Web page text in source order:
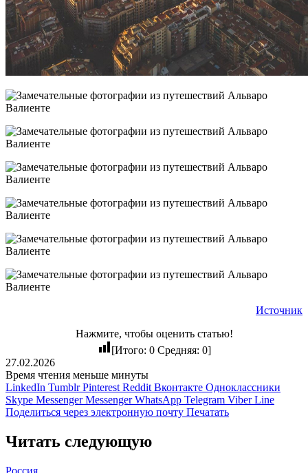
Источник
Нажмите, чтобы оценить статью!
[Итого: 0Средняя: 0]
27.02.2026
Время чтения меньше минуты
LinkedIn Tumblr Pinterest Reddit Вконтакте Одноклассники
Skype Messenger Messenger WhatsApp Telegram Viber Line
Поделиться через электронную почту Печатать
Читать следующую
Россия